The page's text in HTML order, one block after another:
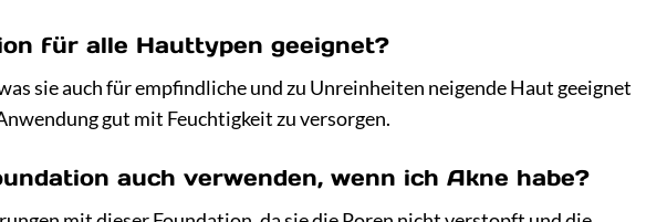
für alle Hauttypen geeignet?
sie auch für empfindliche und zu Unreinheiten neigende Haut geeignet
gut mit Feuchtigkeit zu versorgen.
auch verwenden, wenn ich Akne habe?